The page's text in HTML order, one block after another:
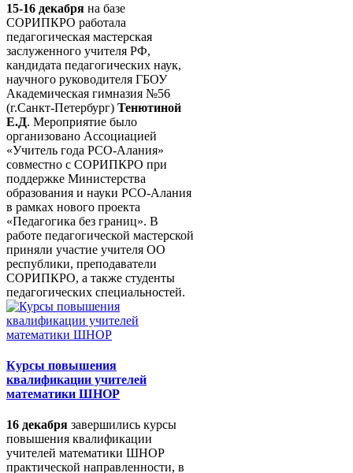
15-16 декабря на базе
СОРИПКРО работала
педагогическая мастерская
заслуженного учителя РФ,
кандидата педагогических наук,
научного руководителя ГБОУ
Академическая гимназия №56
(г.Санкт-Петербург) Тенютиной
Е.Д. Мероприятие было
организовано Ассоциацией
«Учитель года РСО-Алания»
совместно с СОРИПКРО при
поддержке Министерства
образования и науки РСО-Алания
в рамках нового проекта
«Педагогика без границ». В
работе педагогической мастерской
приняли участие учителя ОО
республики, преподаватели
СОРИПКРО, а также студенты
педагогических специальностей.
Курсы повышения
квалификации учителей
математики ШНОР
16 декабря завершились курсы
повышения квалификации
учителей математики ШНОР
практической направленности, в